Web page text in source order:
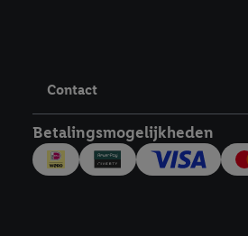
Contact
Betalingsmogelijkheden